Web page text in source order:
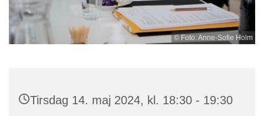
© Foto: Anne-Sofie Holm
Tirsdag 14. maj 2024, kl. 18:30 - 19:30